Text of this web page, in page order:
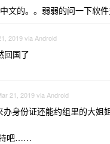
文的。。弱弱的问一下软
2019 via Android
回国了
21, 2019 via Android
办身份证还能约组里的大姐
吧……